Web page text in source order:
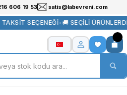
606 19 53 satis@labevreni.com
SEÇENEĞİ•🚚 SEÇİLİ